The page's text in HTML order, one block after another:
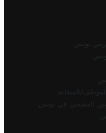
تونس
المتقاعد
المقيمين في تونس